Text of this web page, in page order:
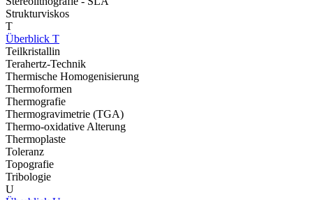
Strukturviskos
T
Überblick T
Teilkristallin
Terahertz-Technik
Thermische Homogenisierung
Thermoformen
Thermografie
Thermogravimetrie (TGA)
Thermo-oxidative Alterung
Thermoplaste
Toleranz
Topografie
Tribologie
U